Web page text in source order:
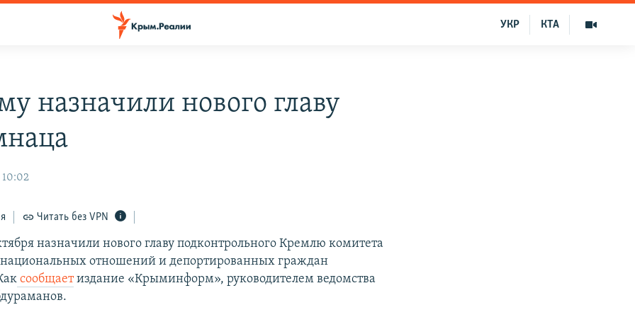
КТА
УКР
назначили нового главу
10:02
Читать без VPN
назначили нового главу подконтрольного Кремлю комитета
отношений и депортированных граждан
сообщаетиздание «Крыминформ», руководителем ведомства